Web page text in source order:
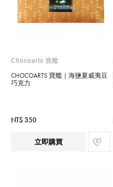
Chocoarts 寶艦
CHOCOARTS 寶艦｜海鹽夏威夷豆
巧克力
NT$ 350
立即購買